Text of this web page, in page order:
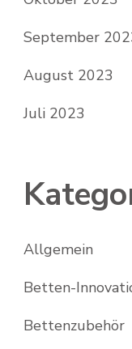
September
August 2023
Juli 2023
Allgemein
Betten-
Bettenzubehör